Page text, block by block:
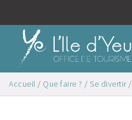
Accueil / Que faire ? / Se divertir/